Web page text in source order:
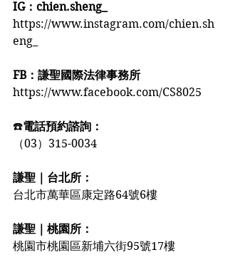
IG：chien.sheng_
https://www.instagram.com/chien.sh
eng_
FB：謙聖國際法律事務所
https://www.facebook.com/CS8025
☎️電話預約諮詢：
（03）315-0034
謙聖｜台北所：
台北市萬華區康定路64號6樓
謙聖｜桃園所：
桃園市桃園區新埔六街95號17樓️️️